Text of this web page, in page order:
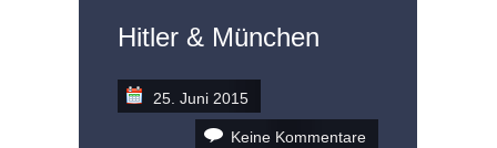
Hitler & München
25. Juni 2015
Keine Kommentare